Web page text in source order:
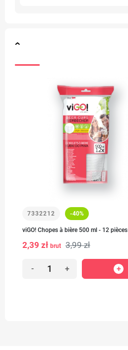
7332212 -40%
viGO! Chopes à bière 500 ml - 12 pièces
2,39 zł brut 3,99 zł
- +